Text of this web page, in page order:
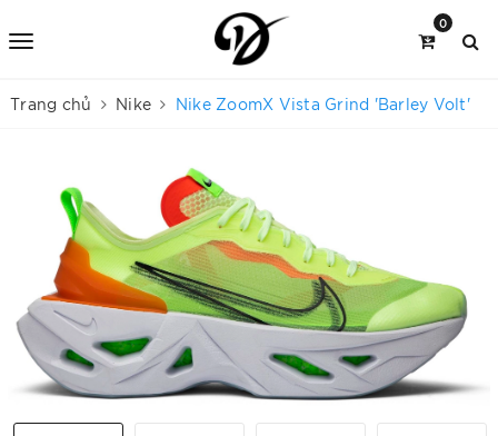
0
Trang chủ Nike Nike ZoomX Vista Grind 'Barley Volt'